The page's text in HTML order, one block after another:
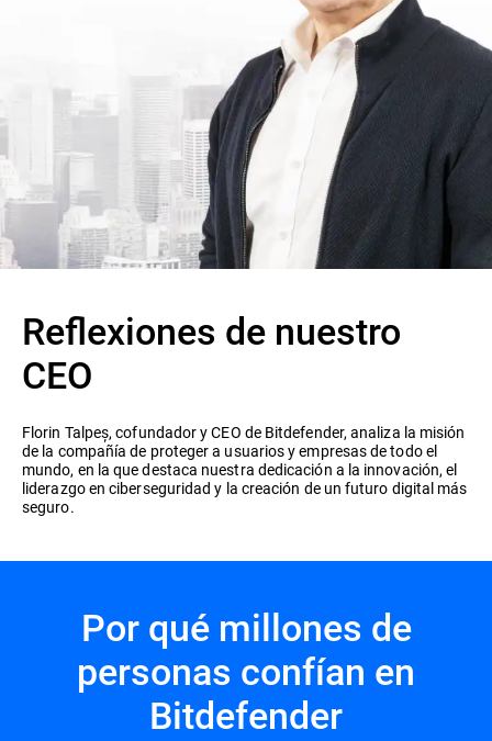
Reflexiones de nuestro
CEO
Florin Talpeș, cofundador y CEO de Bitdefender, analiza la misión
de la compañía de proteger a usuarios y empresas de todo el
mundo, en la que destaca nuestra dedicación a la innovación, el
liderazgo en ciberseguridad y la creación de un futuro digital más
seguro.
Por qué millones de
personas confían en
Bitdefender